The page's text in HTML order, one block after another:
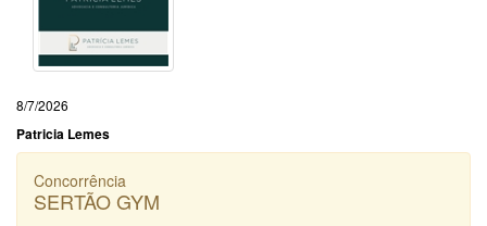
8/7/2026
Patricia Lemes
Concorrência
SERTÃO GYM